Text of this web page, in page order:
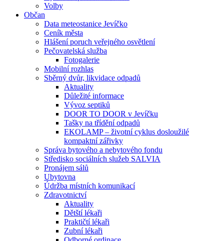
Volby
Občan
Data meteostanice Jevíčko
Ceník města
Hlášení poruch veřejného osvětlení
Pečovatelská služba
Fotogalerie
Mobilní rozhlas
Sběrný dvůr, likvidace odpadů
Aktuality
Důležité informace
Vývoz septiků
DOOR TO DOOR v Jevíčku
Tašky na třídění odpadů
EKOLAMP – životní cyklus dosloužilé
kompaktní zářivky
Správa bytového a nebytového fondu
Středisko sociálních služeb SALVIA
Pronájem sálů
Ubytovna
Údržba místních komunikací
Zdravotnictví
Aktuality
Dětští lékaři
Praktičtí lékaři
Zubní lékaři